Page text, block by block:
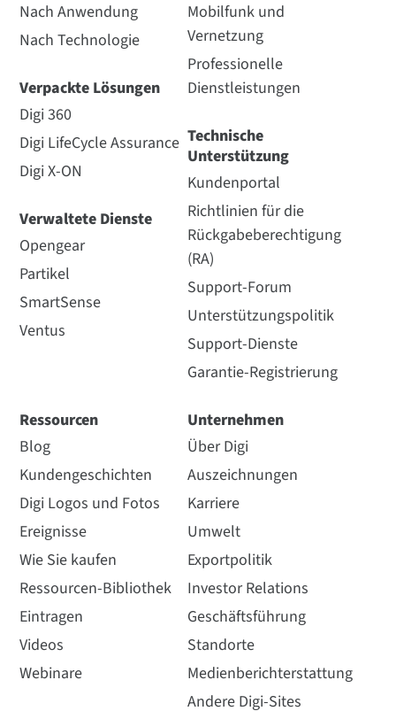
Nach Anwendung
Nach Technologie
Verpackte Lösungen
Digi 360
Digi LifeCycle Assurance
Digi X-ON
Verwaltete Dienste
Opengear
Partikel
SmartSense
Ventus
Mobilfunk und
Vernetzung
Professionelle
Dienstleistungen
Technische
Unterstützung
Kundenportal
Richtlinien für die
Rückgabeberechtigung
(RA)
Support-Forum
Unterstützungspolitik
Support-Dienste
Garantie-Registrierung
Ressourcen
Blog
Kundengeschichten
Digi Logos und Fotos
Ereignisse
Wie Sie kaufen
Ressourcen-Bibliothek
Eintragen
Videos
Webinare
Unternehmen
Über Digi
Auszeichnungen
Karriere
Umwelt
Exportpolitik
Investor Relations
Geschäftsführung
Standorte
Medienberichterstattung
Andere Digi-Sites